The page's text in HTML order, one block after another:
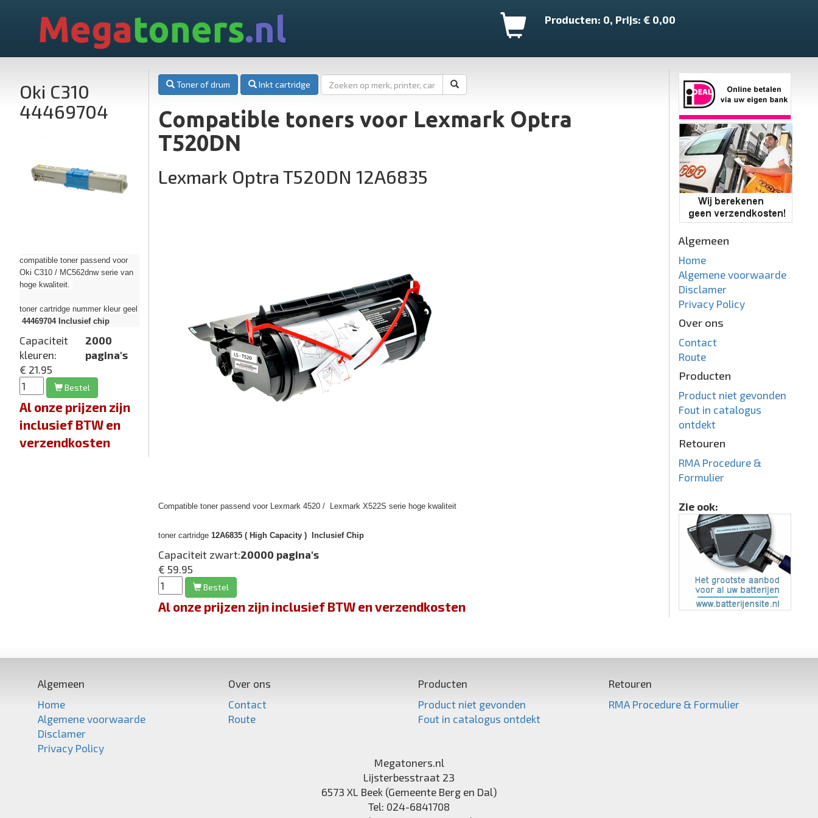
Megatoners.nl Producten: 0, Prijs: € 0,00
Oki C310
44469704
compatible toner passend voor
Oki C310 / MC562dnw serie van
hoge kwaliteit.
toner cartridge nummer kleur geel
44469704Inclusief chip
Capaciteit
kleuren:
2000
pagina's
€ 21.95
Bestel
Al onze prijzen zijn
inclusief BTW en
verzendkosten
Toner of drum Inkt cartridge
Compatible toners voor Lexmark Optra
T520DN
Lexmark Optra T520DN 12A6835
Compatible toner passend voor Lexmark 4520 / Lexmark X522S serie hoge kwaliteit
toner cartridge12A6835 ( High Capacity ) Inclusief Chip
Capaciteit zwart:20000 pagina's
€ 59.95
Bestel
Al onze prijzen zijn inclusief BTW en verzendkosten
Algemeen
Home
Algemene voorwaarde
Disclamer
Privacy Policy
Over ons
Contact
Route
Producten
Product niet gevonden
Fout in catalogus
ontdekt
Retouren
RMA Procedure &
Formulier
Zie ook:
Algemeen
Home
Algemene voorwaarde
Disclamer
Privacy Policy
Over ons
Contact
Route
Producten
Product niet gevonden
Fout in catalogus ontdekt
Retouren
RMA Procedure & Formulier
Megatoners.nl
Lijsterbesstraat 23
6573 XL Beek (Gemeente Berg en Dal)
Tel: 024-6841708